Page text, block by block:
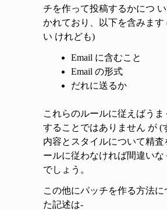
チを作って投稿するかにつ
かれており、以下を含みます
い けれども)
Email に含むこと
Email の形式
だれに送るか
これらのルールに従えばう
することではありません が (
内容とスタイルについて精
ールに従わなければ間違い
でしょう。
この他にパッチを作る方法に
た記述は-